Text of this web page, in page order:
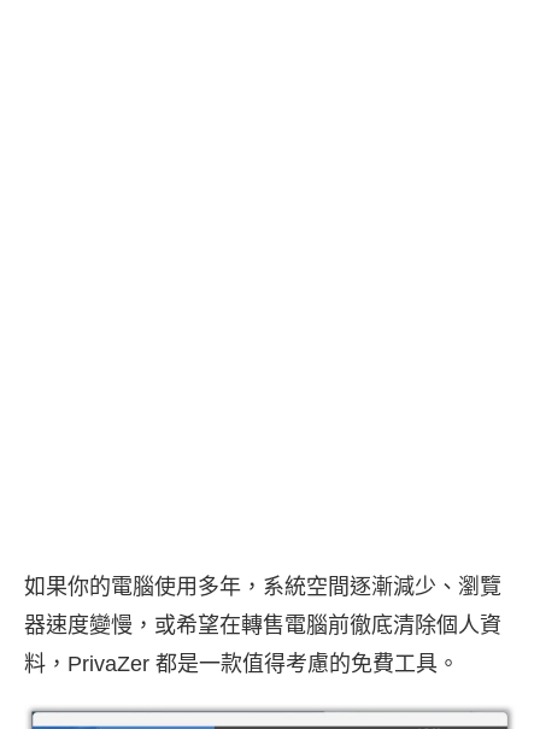
如果你的電腦使用多年，系統空間逐漸減少、瀏覽
器速度變慢，或希望在轉售電腦前徹底清除個人資
料，PrivaZer 都是一款值得考慮的免費工具。